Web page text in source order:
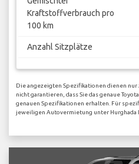
Kraftstoffverbrauch pro
100 km
Anzahl Sitzplätze
Die angezeigten Spezifikationen dienen
nicht garantieren, dass Sie das genaue
genauen Spezifikationen erhalten. Für
jeweiligen Autovermietung unter Hurghada